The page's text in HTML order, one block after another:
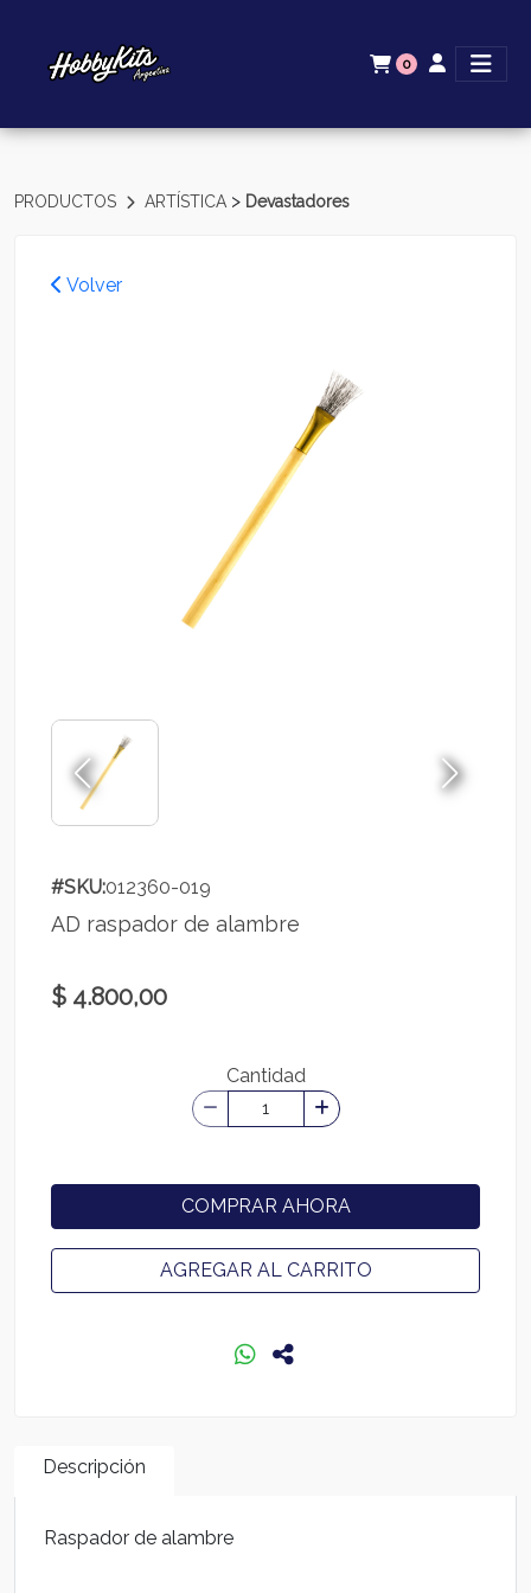
0
PRODUCTOS ARTÍSTICA > Devastadores
Volver
#SKU:012360-019
AD raspador de alambre
$ 4.800,00
Cantidad
COMPRAR AHORA
AGREGAR AL CARRITO
Descripción
Raspador de alambre